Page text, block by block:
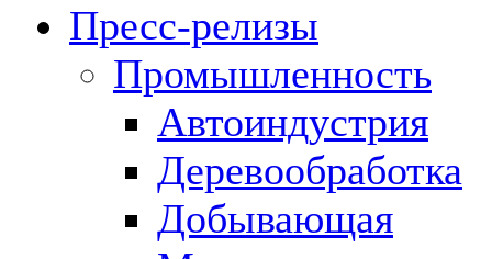
Пресс-релизы
Промышленность
Автоиндустрия
Деревообработка
Добывающая